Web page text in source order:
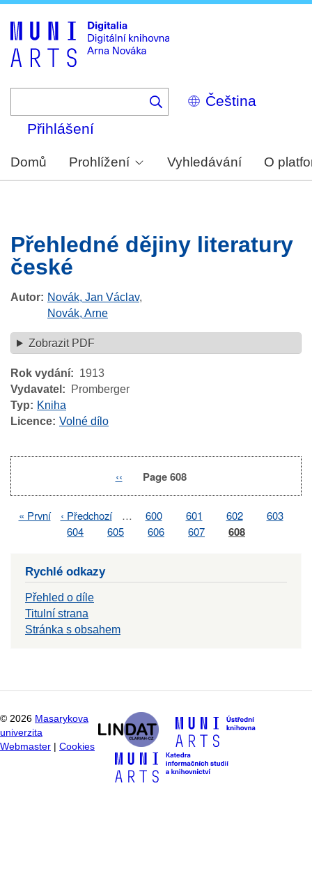
Select
your
Přihlášení
Domů Prohlížení Vyhledávání O
Přehledné dějiny literatury
české
Autor Novák, Jan Václav,
Novák, Arne
Zobrazit PDF
Rok vydání
1913
Vydavatel
Promberger
Typ
Kniha
Licence Volné dílo
Previous
‹‹ Page 608
Pagination
First
« První
Previous
page
‹ Předchozí … Page
600 Page
601 Page
602 Page
603
Page
604 Page
605 Page
606 Page
607 Page
608
Rychlé odkazy
Přehled o díle
Titulní strana
Stránka s obsahem
© 2026 Masarykova
univerzita
Webmaster
Cookies